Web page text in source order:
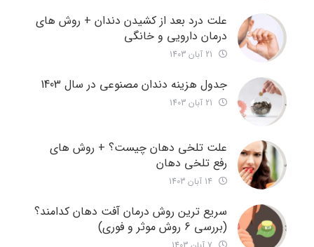
علت درد بعد از کشیدن دندان + روش های
درمان دارویی و خانگی
جدول هزینه دندان مصنوعی در سال 1403
علت تلخی دهان چیست؟ + روش های
رفع تلخی دهان
سریع ترین روش درمان آفت دهان کدامند؟
(بررسی 6 روش موثر و فوری)